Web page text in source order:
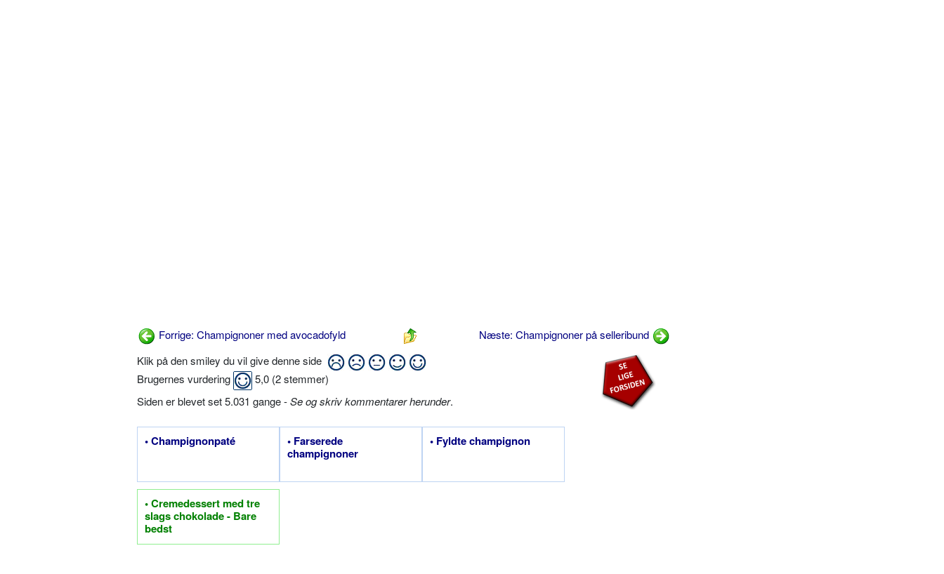
Forrige: Champignoner med avocadofyld
Næste: Champignoner på selleribund
Klik på den smiley du vil give denne side
Brugernes vurdering
5,0 (2stemmer)
Siden er blevet set 5.031 gange -Se og skriv kommentarer herunder.
• Champignonpaté
• Farserede
champignoner
• Fyldte champignon
• Cremedessert med tre
slags chokolade - Bare
bedst